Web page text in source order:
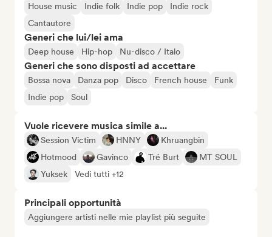
House music Indie folk Indie pop
Indie rock
Cantautore
Generi che lui/lei ama
Deep house Hip-hop Nu-disco / Italo
Generi che sono disposti ad accettare
Bossa nova Danza pop Disco French house
Funk
Indie pop
Soul
Vuole ricevere musica simile a...
Session Victim HNNY
Khruangbin
Hotmood
Gavinco Tré Burt
MT SOUL
Yuksek
Vedi tutti +12
Principali opportunità
Aggiungere artisti nelle mie playlist più seguite